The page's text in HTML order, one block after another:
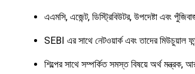
এএমসি, এজেন্ট, ডিস্ট্রিবিউটর, উপদেষ্টা এবং
SEBI এর সাথে নেটওয়ার্ক এবং তাদের মিউচুয়াল
শিল্পের সাথে সম্পর্কিত সমস্ত বিষয়ে অর্থ মন্ত্রক,